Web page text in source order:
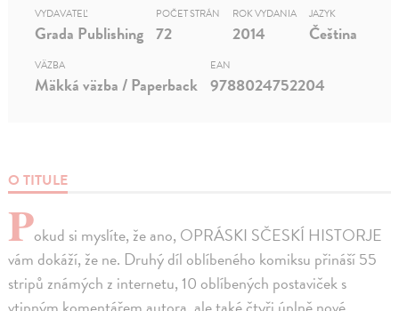
O TITULE
Pokud si myslíte, že ano, OPRÁSKI SČESKÍ HISTORJE
vám dokáží, že ne. Druhý díl oblíbeného komiksu přináší 55
stripů známých z internetu, 10 oblíbených postaviček s
VYDAVATEĽ
Grada Publishing
POČET STRÁN
72
ROK VYDANIA
2014
JAZYK
Čeština
VÄZBA
Mäkká väzba / Paperback
EAN
9788024752204